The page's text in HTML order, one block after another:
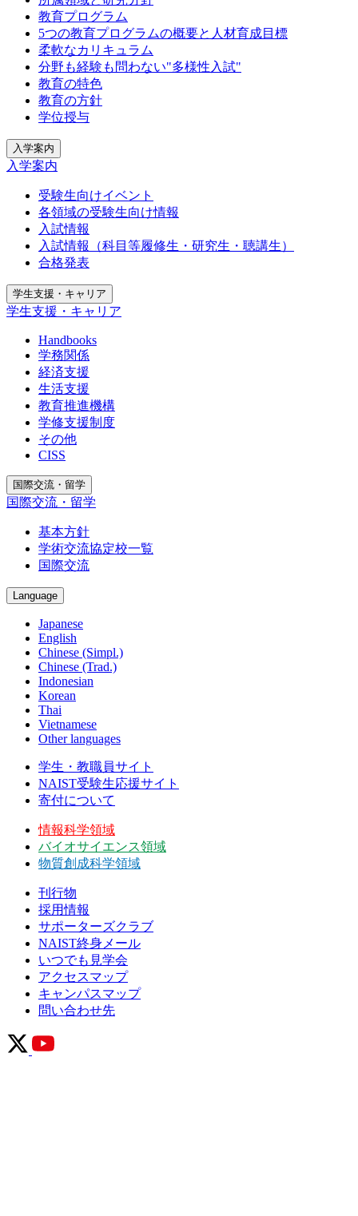
教育プログラム
5つの教育プログラムの概要と人材育成目標
柔軟なカリキュラム
分野も経験も問わない"多様性入試"
教育の特色
教育の方針
学位授与
入学案内
入学案内
受験生向けイベント
各領域の受験生向け情報
入試情報
入試情報（科目等履修生・研究生・聴講生）
合格発表
学生支援・キャリア
学生支援・キャリア
Handbooks
学務関係
経済支援
生活支援
教育推進機構
学修支援制度
その他
CISS
国際交流・留学
国際交流・留学
基本方針
学術交流協定校一覧
国際交流
Language
Japanese
English
Chinese (Simpl.)
Chinese (Trad.)
Indonesian
Korean
Thai
Vietnamese
Other languages
学生・教職員サイト
NAIST受験生応援サイト
寄付について
情報科学領域
バイオサイエンス領域
物質創成科学領域
刊行物
採用情報
サポーターズクラブ
NAIST終身メール
いつでも見学会
アクセスマップ
キャンパスマップ
問い合わせ先